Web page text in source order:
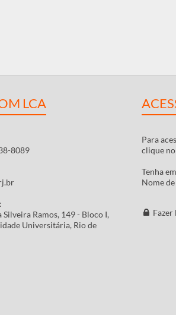
LCA
8089
Silveira Ramos, 149 - Bloco I,
Universitária, Rio de
Para
clique
Tenha
Nome
Fazer